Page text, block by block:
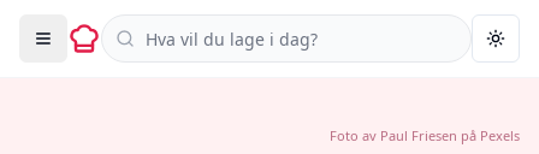
Søk i oppskrifter
Foto av Paul Friesen på Pexels